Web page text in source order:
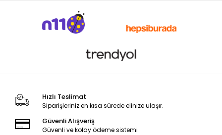
Hızlı Teslimat
Siparişleriniz en kısa sürede elinize ulaşır.
Güvenli Alışveriş
Güvenli ve kolay ödeme sistemi